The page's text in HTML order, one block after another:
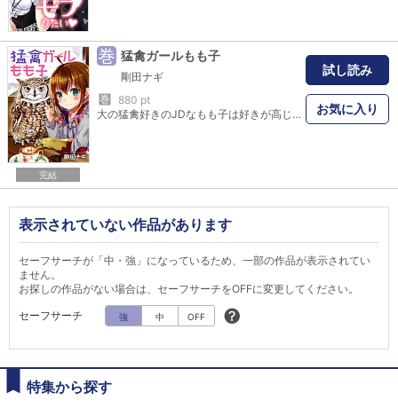
完結
巻 猛禽ガールもも子
剛田ナギ
巻
880 pt
大の猛禽好きのJDなもも子は好きが高じて近所の新規オープンしたフクロウ喫茶でバイトすることに。 ある日、勤務中に販売用の雛たちの世話をしていく内に一羽のヤンチャな赤ちゃんフクロウが気になってしまい――!?
試し読み
お気に入り
表示されていない作品があります
セーフサーチが「中・強」になっているため、一部の作品が表示されてい
ません。
お探しの作品がない場合は、セーフサーチをOFFに変更してください。
セーフサーチ
強 中 OFF
特集から探す